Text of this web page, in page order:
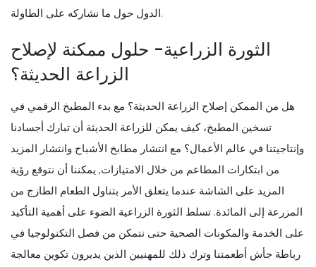
الدول حول ما نشاركه على الطاولة.
الثورة الزراعية- حلول ممكنة لإصلاح
الزراعة الحديثة؟
هل من الممكن إصلاح الزراعة الحديثة؟ مع بدء المطبخ الرقمي في
تسخين المطبخ، كيف يمكن للزراعة الحديثة أن تبارك أجسادنا
وإنتاجيتنا في عالم الأعمال؟ مع انتشار مطابخ الأشباح وانتشار المزيد
من ابتكارات المطاعم من خلال الامتيازات, يمكننا أن نتوقع رؤية
المزيد على الشاشة عندما يتعلق الأمر بتناول الطعام الطازج من
المزرعة إلى المائدة. تسلط الثورة الزراعية الضوء على أهمية التأكيد
على الخدمة والمكونات الصحية حتى نتمكن من فصل التكنولوجيا في
رباطة جأش أطعمتنا وترك ذلك للمهنيين الذين يديرون تكوين معالجة